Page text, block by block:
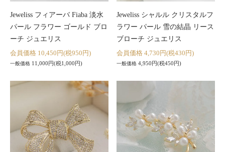
Jeweliss フィアーバ Fiaba 淡水
パール フラワー ゴールド ブロ
ーチ ジュエリス
会員価格 10,450円(税950円)
一般価格 11,000円(税1,000円)
Jeweliss シャルル クリスタルフ
ラワー パール 雪の結晶 リース
ブローチ ジュエリス
会員価格 4,730円(税430円)
一般価格 4,950円(税450円)